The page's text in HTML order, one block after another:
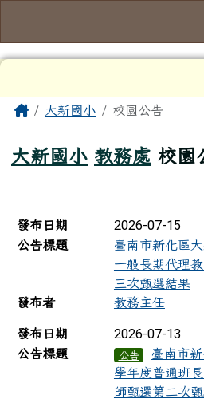
主內容區域
Home大新國小 校園公告
大新國小 教務處 校園
新聞列表
發布日期 2026-07-15
公告標題
臺南市新化區
一般長期代理
三次甄選結果
發布者
教務主任
發布日期 2026-07-13
公告標題 公告
臺南市
學年度普通班
師甄選第二次
頁尾區域